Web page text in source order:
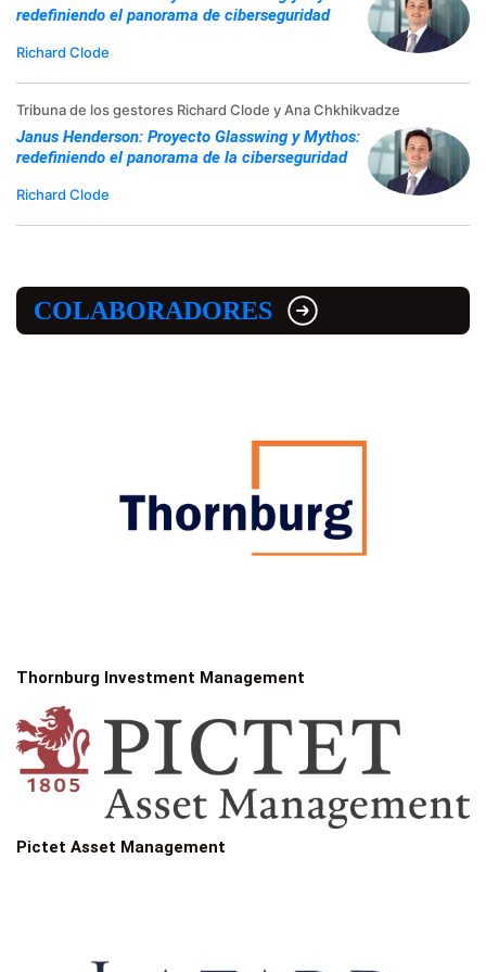
redefiniendo el panorama de ciberseguridad
Richard Clode
Tribuna de los gestores Richard Clode y Ana Chkhikvadze
Janus Henderson: Proyecto Glasswing y Mythos:
redefiniendo el panorama de la ciberseguridad
Richard Clode
COLABORADORES
Thornburg Investment Management
Pictet Asset Management